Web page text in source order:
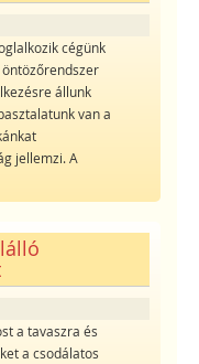
cégünk
állunk
van a
jellemzi. A
a tavaszra és
a csodálatos